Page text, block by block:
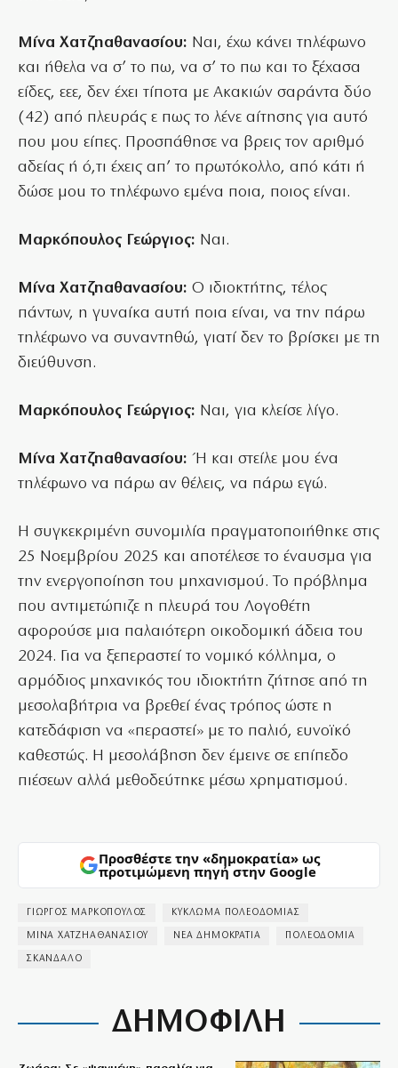
Μίνα Χατζηαθανασίου: Ναι, έχω κάνει τηλέφωνο
και ήθελα να σ’ το πω, να σ’ το πω και το ξέχασα
είδες, εεε, δεν έχει τίποτα με Ακακιών σαράντα δύο
(42) από πλευράς ε πως το λένε αίτησης για αυτό
που μου είπες. Προσπάθησε να βρεις τον αριθμό
αδείας ή ό,τι έχεις απ’ το πρωτόκολλο, από κάτι ή
δώσε μοu το τηλέφωνο εμένα ποια, ποιος είναι.
Μαρκόπουλος Γεώργιος: Ναι.
Μίνα Χατζηαθανασίου: Ο ιδιοκτήτης, τέλος
πάντων, η γυναίκα αυτή ποια είναι, να την πάρω
τηλέφωνο να συναντηθώ, γιατί δεν το βρίσκει με τη
διεύθυνση.
Μαρκόπουλος Γεώργιος: Ναι, για κλείσε λίγο.
Μίνα Χατζηαθανασίου: Ή και στείλε μου ένα
τηλέφωνο να πάρω αν θέλεις, να πάρω εγώ.
Η συγκεκριμένη συνομιλία πραγματοποιήθηκε στις
25 Νοεμβρίου 2025 και αποτέλεσε το έναυσμα για
την ενεργοποίηση του μηχανισμού. Το πρόβλημα
που αντιμετώπιζε η πλευρά του Λογοθέτη
αφορούσε μια παλαιότερη οικοδομική άδεια του
2024. Για να ξεπεραστεί το νομικό κόλλημα, ο
αρμόδιος μηχανικός του ιδιοκτήτη ζήτησε από τη
μεσολαβήτρια να βρεθεί ένας τρόπος ώστε η
κατεδάφιση να «περαστεί» με το παλιό, ευνοϊκό
καθεστώς. Η μεσολάβηση δεν έμεινε σε επίπεδο
πιέσεων αλλά μεθοδεύτηκε μέσω χρηματισμού.
Προσθέστε την «δημοκρατία» ως
προτιμώμενη πηγή στην Google
ΓΙΩΡΓΟΣ ΜΑΡΚΟΠΟΥΛΟΣ ΚΥΚΛΩΜΑ ΠΟΛΕΟΔΟΜΙΑΣ
ΜΙΝΑ ΧΑΤΖΗΑΘΑΝΑΣΙΟΥ ΝΕΑ ΔΗΜΟΚΡΑΤΙΑ ΠΟΛΕΟΔΟΜΙΑ
ΣΚΑΝΔΑΛΟ
ΔΗΜΟΦΙΛΗ